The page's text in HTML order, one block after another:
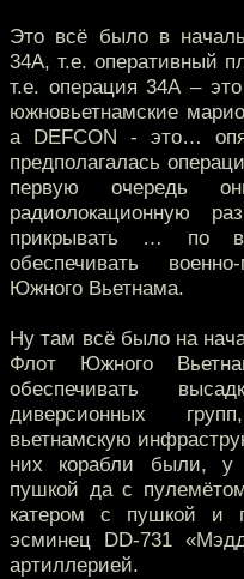
Это всё было в
34A, т.е. оперативный
т.е. операция 34А –
южновьетнамские
а DEFCON - это…
предполагалась
первую очередь
радиолокационную
прикрывать … по
обеспечивать
Южного Вьетнама.
Ну там всё было на
Флот Южного
обеспечивать
диверсионных
вьетнамскую
них корабли были, у
пушкой да с
катером с пушкой и
эсминец DD-731
артиллерией.